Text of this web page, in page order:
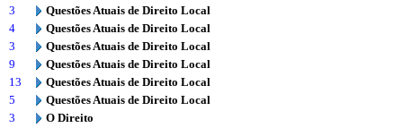
3
Questões Atuais de Direito Local
4
Questões Atuais de Direito Local
3
Questões Atuais de Direito Local
9
Questões Atuais de Direito Local
13
Questões Atuais de Direito Local
5
Questões Atuais de Direito Local
3
O Direito